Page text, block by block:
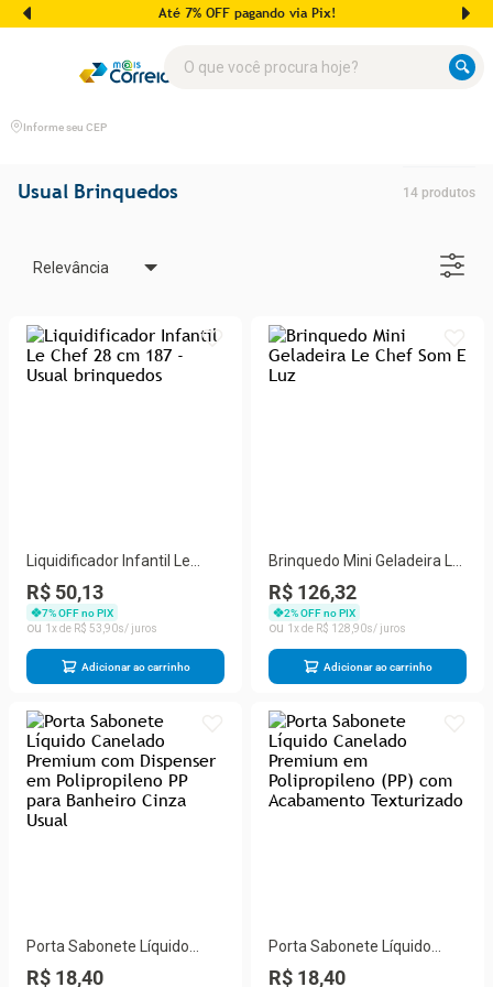
Até 7% OFF pagando via Pix!
Informe seu CEP
Usual Brinquedos 14 produtos
Relevância
Liquidificador Infantil Le
Chef 28 cm 187 - Usual
brinquedos
R$ 50,13
7% OFF no PIX
1
R$ 53 90
Adicionar ao carrinho
Brinquedo Mini Geladeira Le
Chef Som E Luz
R$ 126,32
2% OFF no PIX
1
R$ 128 90
Adicionar ao carrinho
Porta Sabonete Líquido
Canelado Premium com
R$ 18,40
Porta Sabonete Líquido
Canelado Premium em
R$ 18,40